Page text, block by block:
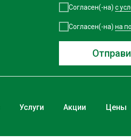
Услуги Акции Цены
Согласен(-на) с
Согласен(-на) на